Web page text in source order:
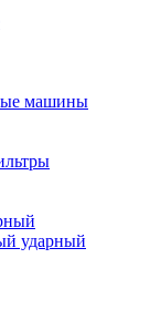
машины
ударный